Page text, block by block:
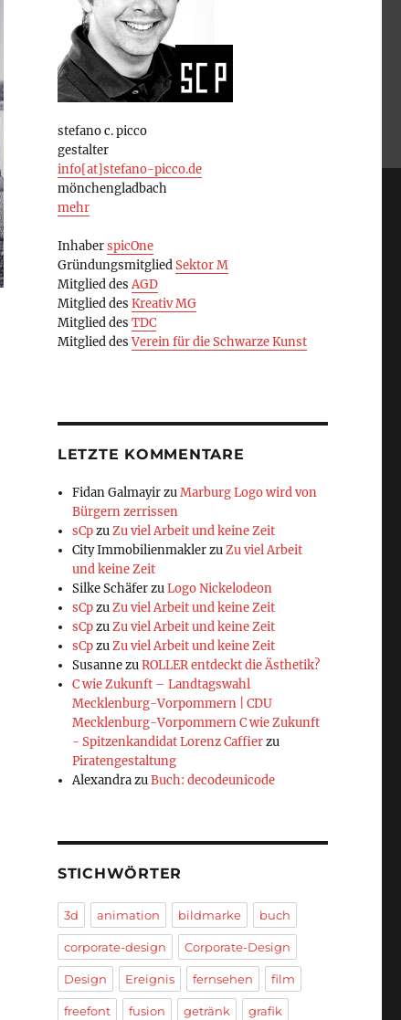
stefano c. picco
gestalter
info[at]stefano-picco.de
mönchengladbach
mehr
InhaberspicOne
GründungsmitgliedSektor M
Mitglied desAGD
Mitglied des Kreativ MG
Mitglied des TDC
Mitglied desVerein für die Schwarze Kunst
LETZTE KOMMENTARE
Fidan GalmayirzuMarburg Logo wird von
Bürgern zerrissen
sCpzuZu viel Arbeit und keine Zeit
City ImmobilienmaklerzuZu viel Arbeit
und keine Zeit
Silke SchäferzuLogo Nickelodeon
sCpzuZu viel Arbeit und keine Zeit
sCpzuZu viel Arbeit und keine Zeit
sCpzuZu viel Arbeit und keine Zeit
SusannezuROLLER entdeckt die Ästhetik?
C wie Zukunft – Landtagswahl
Mecklenburg-Vorpommern | CDU
Mecklenburg-Vorpommern C wie Zukunft
- Spitzenkandidat Lorenz Caffierzu
Piratengestaltung
AlexandrazuBuch: decodeunicode
STICHWÖRTER
3d animation bildmarke buch
corporate-design Corporate-Design
Design Ereignis fernsehen film
freefont fusion getränk grafik